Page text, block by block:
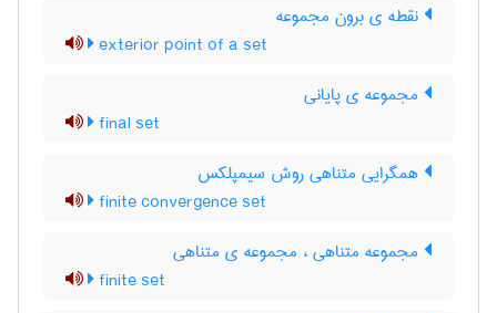
نقطه ی برون مجموعه
exterior point of a set
مجموعه ی پایانی
final set
همگرایی متناهی روش سیمپلکس
finite convergence set
مجموعه متناهی ، مجموعه ی متناهی
finite set